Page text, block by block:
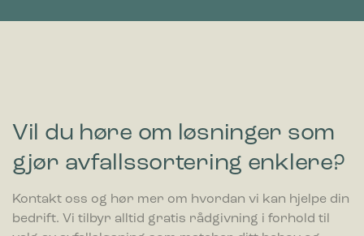
nettsteder. Hensikten er å vise annonser som er relevante og
verdifull for utgivere og tredjeparts annonsører.
Vil du høre om løsninger som
gjør avfallssortering enklere?
Kontakt oss og hør mer om hvordan vi kan hjelpe din
bedrift. Vi tilbyr alltid gratis rådgivning i forhold til